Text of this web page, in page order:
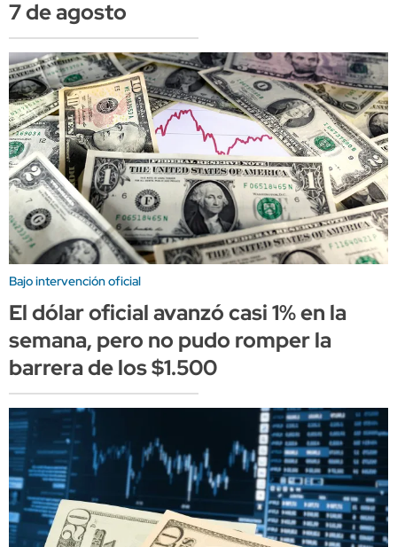
7 de agosto
Bajo intervención oficial
El dólar oficial avanzó casi 1% en la
semana, pero no pudo romper la
barrera de los $1.500